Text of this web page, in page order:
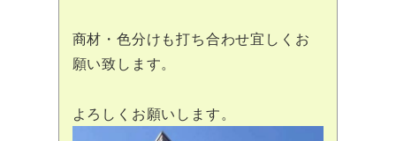
商材・色分けも打ち合わせ宜しくお
願い致します。
よろしくお願いします。